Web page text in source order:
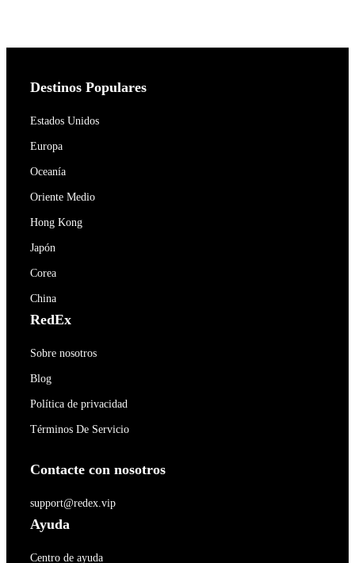
Destinos Populares
Estados Unidos
Europa
Oceanía
Oriente Medio
Hong Kong
Japón
Corea
China
RedEx
Sobre nosotros
Blog
Política de privacidad
Términos De Servicio
Contacte con nosotros
support@redex.vip
Ayuda
Centro de ayuda